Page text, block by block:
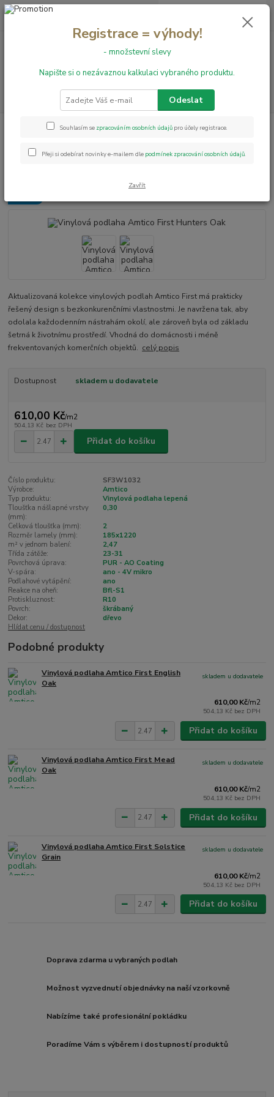
+420 731 199 591 0,00 Kč
Vinylové podlahy Vinylová podlaha Amtico First Hunters Oak
Vinylová podlaha Amtico First
Aktualizovaná kolekce vinylových podlah Amtico First má prakticky
řešený design s bezkonkurenčními vlastnostmi. Je navržena tak, aby
odolala každodenním nástrahám okolí, ale zároveň byla od základu
šetrná k životnímu prostředí. Vhodná do domácnosti i méně
frekventovaných komerčních objektů. celý popis
Dostupnost skladem u dodavatele
610,00 Kč/m2
504,13 Kč bez DPH
Přidat do košíku
Číslo produktu:
SF3W1032
Výrobce:
Amtico
Typ produktu:
Vinylová podlaha lepená
Tloušťka nášlapné vrstvy
(mm):
0,30
Celková tloušťka (mm):
2
Rozměr lamely (mm):
185x1220
m² v jednom balení:
2,47
Třída zátěže:
23-31
Povrchová úprava:
PUR - AO Coating
V-spára:
ano - 4V mikro
Podlahové vytápění:
ano
Reakce na oheň:
Bfl-S1
Protiskluznost:
R10
Povrch:
škrábaný
Dekor:
dřevo
Hlídat cenu / dostupnost
Podobné produkty
Vinylová podlaha Amtico First English
Oak
610,00 Kč/m2
504,13 Kč bez DPH
skladem u dodavatele
Přidat do košíku
Vinylová podlaha Amtico First Mead
Oak
610,00 Kč/m2
504,13 Kč bez DPH
skladem u dodavatele
Přidat do košíku
Vinylová podlaha Amtico First Solstice
Grain
610,00 Kč/m2
504,13 Kč bez DPH
skladem u dodavatele
Přidat do košíku
Doprava zdarma u vybraných podlah
Možnost vyzvednutí objednávky na naší vzorkovně
Nabízíme také profesionální pokládku
Poradíme Vám s výběrem i dostupností produktů
Registrace = výhody!
- množstevní slevy
Napište si o nezávaznou kalkulaci vybraného produktu.
Odeslat
Souhlasím se zpracováním osobních údajů pro účely registrace.
Přeji si odebírat novinky e-mailem dle podmínek zpracování osobních údajů.
Zavřít